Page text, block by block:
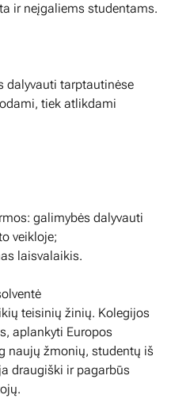
ir neįgaliems studentams.
dalyvauti tarptautinėse
tiek atlikdami
galimybės dalyvauti
veikloje;
laisvalaikis.
teisinių žinių. Kolegijos
aplankyti Europos
naujų žmonių, studentų iš
draugiški ir pagarbūs